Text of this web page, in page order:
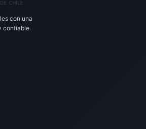
con una
confiable.